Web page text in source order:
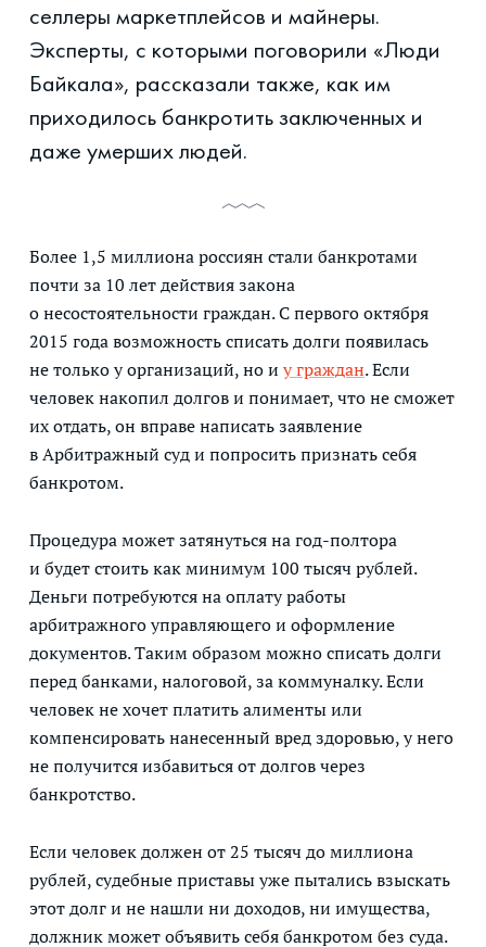
селлеры маркетплейсов и майнеры.
Эксперты, с которыми поговорили «Люди
Байкала», рассказали также, как им
приходилось банкротить заключенных и
даже умерших людей.
Более 1,5 миллиона россиян стали банкротами
почти за 10 лет действия закона
о несостоятельности граждан. С первого октября
2015 года возможность списать долги появилась
не только у организаций, но и у граждан. Если
человек накопил долгов и понимает, что не сможет
их отдать, он вправе написать заявление
в Арбитражный суд и попросить признать себя
банкротом.
Процедура может затянуться на год-полтора
и будет стоить как минимум 100 тысяч рублей.
Деньги потребуются на оплату работы
арбитражного управляющего и оформление
документов. Таким образом можно списать долги
перед банками, налоговой, за коммуналку. Если
человек не хочет платить алименты или
компенсировать нанесенный вред здоровью, у него
не получится избавиться от долгов через
банкротство.
Если человек должен от 25 тысяч до миллиона
рублей, судебные приставы уже пытались взыскать
этот долг и не нашли ни доходов, ни имущества,
должник может объявить себя банкротом без суда.